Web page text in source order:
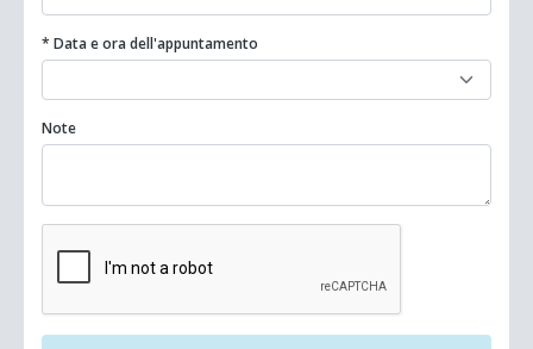
* Data e ora dell'appuntamento
Note